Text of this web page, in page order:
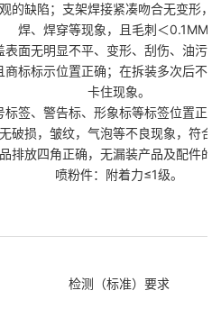
的缺陷；支架焊接紧凑吻合无变形，
焊、焊穿等现象，且毛刺＜0.1MM。
表面无明显不平、变形、刮伤、油污
商标标示位置正确；在拆装多次后不
卡住现象。
标签、警告标、形象标等标签位置正
破损，皱纹，气泡等不良现象，符合
排放四角正确，无漏装产品及配件的
喷粉件：附着力≤1级。
检测（标准）要求